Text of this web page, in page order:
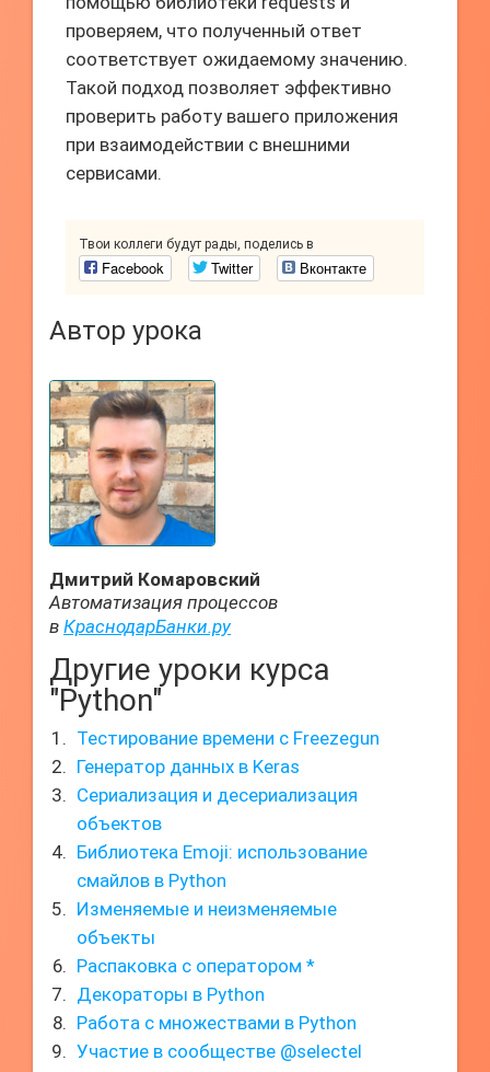
проверяем, что полученный ответ
соответствует ожидаемому значению.
Такой подход позволяет эффективно
проверить работу вашего приложения
при взаимодействии с внешними
сервисами.
Твои коллеги будут рады, поделись в
Facebook Twitter Вконтакте
Автор урока
Дмитрий Комаровский
Автоматизация процессов
в КраснодарБанки.ру
Другие уроки курса
"Python"
Тестирование времени с Freezegun
Генератор данных в Keras
Сериализация и десериализация
объектов
Библиотека Emoji: использование
смайлов в Python
Изменяемые и неизменяемые
объекты
Распаковка с оператором *
Декораторы в Python
Работа с множествами в Python
Участие в сообществе @selectel